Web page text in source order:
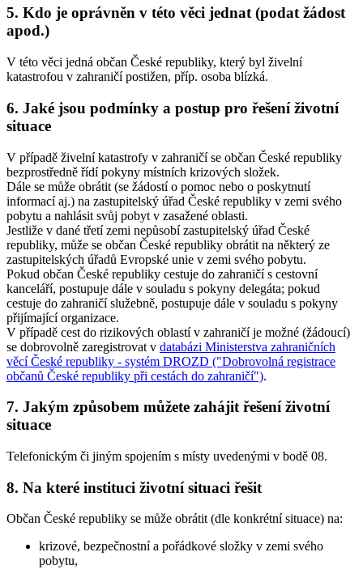
5. Kdo je oprávněn v této věci jednat (podat žádost
apod.)
V této věci jedná občan České republiky, který byl živelní
katastrofou v zahraničí postižen, příp. osoba blízká.
6. Jaké jsou podmínky a postup pro řešení životní
situace
V případě živelní katastrofy v zahraničí se občan České republiky
bezprostředně řídí pokyny místních krizových složek.
Dále se může obrátit (se žádostí o pomoc nebo o poskytnutí
informací aj.) na zastupitelský úřad České republiky v zemi svého
pobytu a nahlásit svůj pobyt v zasažené oblasti.
Jestliže v dané třetí zemi nepůsobí zastupitelský úřad České
republiky, může se občan České republiky obrátit na některý ze
zastupitelských úřadů Evropské unie v zemi svého pobytu.
Pokud občan České republiky cestuje do zahraničí s cestovní
kanceláří, postupuje dále v souladu s pokyny delegáta; pokud
cestuje do zahraničí služebně, postupuje dále v souladu s pokyny
přijímající organizace.
V případě cest do rizikových oblastí v zahraničí je možné (žádoucí)
se dobrovolně zaregistrovat v databázi Ministerstva zahraničních
věcí České republiky - systém DROZD ("Dobrovolná registrace
občanů České republiky při cestách do zahraničí").
7. Jakým způsobem můžete zahájit řešení životní
situace
Telefonickým či jiným spojením s místy uvedenými v bodě 08.
8. Na které instituci životní situaci řešit
Občan České republiky se může obrátit (dle konkrétní situace) na:
krizové, bezpečnostní a pořádkové složky v zemi svého
pobytu,